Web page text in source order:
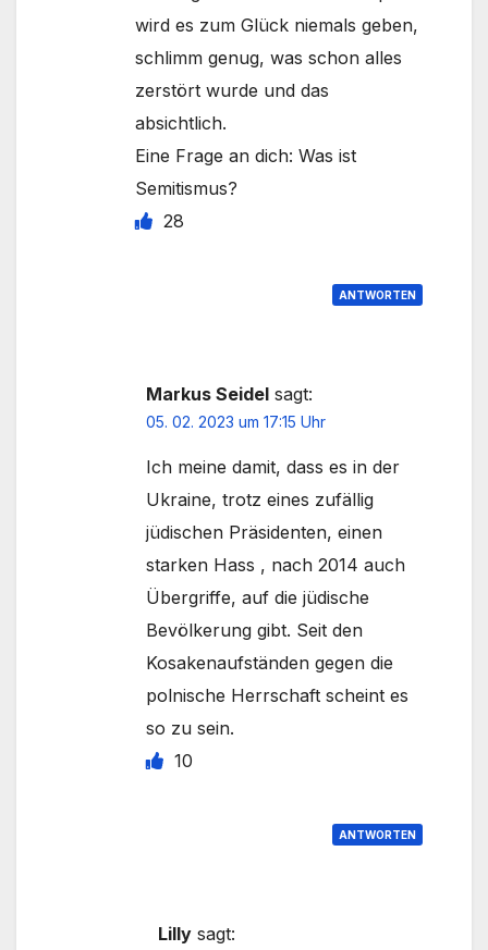
wird es zum Glück niemals geben,
schlimm genug, was schon alles
zerstört wurde und das
absichtlich.
Eine Frage an dich: Was ist
Semitismus?
28
ANTWORTEN
Markus Seidel sagt:
05. 02. 2023 um 17:15 Uhr
Ich meine damit, dass es in der
Ukraine, trotz eines zufällig
jüdischen Präsidenten, einen
starken Hass , nach 2014 auch
Übergriffe, auf die jüdische
Bevölkerung gibt. Seit den
Kosakenaufständen gegen die
polnische Herrschaft scheint es
so zu sein.
10
ANTWORTEN
Lilly sagt: